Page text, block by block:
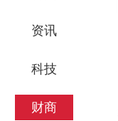
资讯
科技
财商